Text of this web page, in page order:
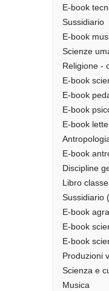
E-book
Sussidiario
E-book
Scienze
Religione -
E-book
E-book
E-book
E-book
E-book
Discipline
Libro
Sussidiario
E-book
E-book
E-book
Produzioni
Scienza e
Musica